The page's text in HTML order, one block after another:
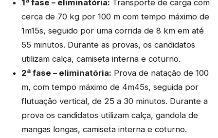
1ª fase – eliminatória: Transporte de carga com
cerca de 70 kg por 100 m com tempo máximo de
1m15s, seguido por uma corrida de 8 km em até
55 minutos. Durante as provas, os candidatos
utilizam calça, camiseta interna e coturno.
2ª fase – eliminatória: Prova de natação de 100
m, com tempo máximo de 4m45s, seguida por
flutuação vertical, de 25 a 30 minutos. Durante a
prova os candidatos utilizam calça, gandola de
mangas longas, camiseta interna e coturno.